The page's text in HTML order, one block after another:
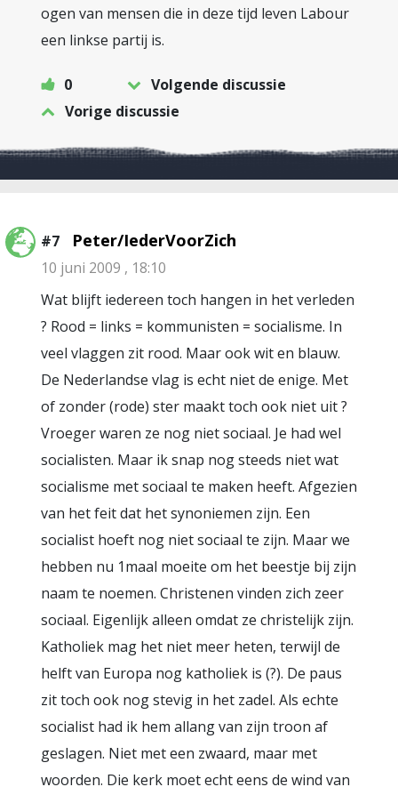
ogen van mensen die in deze tijd leven Labour
een linkse partij is.
0
Volgende discussie
Vorige discussie
#7 Peter/IederVoorZich
10 juni 2009 , 18:10
Wat blijft iedereen toch hangen in het verleden
? Rood = links = kommunisten = socialisme. In
veel vlaggen zit rood. Maar ook wit en blauw.
De Nederlandse vlag is echt niet de enige. Met
of zonder (rode) ster maakt toch ook niet uit ?
Vroeger waren ze nog niet sociaal. Je had wel
socialisten. Maar ik snap nog steeds niet wat
socialisme met sociaal te maken heeft. Afgezien
van het feit dat het synoniemen zijn. Een
socialist hoeft nog niet sociaal te zijn. Maar we
hebben nu 1maal moeite om het beestje bij zijn
naam te noemen. Christenen vinden zich zeer
sociaal. Eigenlijk alleen omdat ze christelijk zijn.
Katholiek mag het niet meer heten, terwijl de
helft van Europa nog katholiek is (?). De paus
zit toch ook nog stevig in het zadel. Als echte
socialist had ik hem allang van zijn troon af
geslagen. Niet met een zwaard, maar met
woorden. Die kerk moet echt eens de wind van